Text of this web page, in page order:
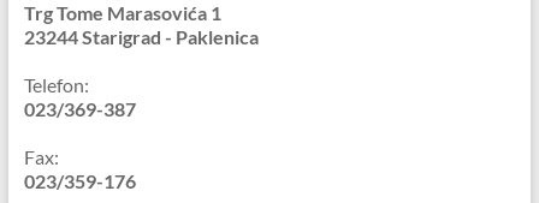
Trg Tome Marasovića 1
23244 Starigrad - Paklenica
Telefon:
023/369-387
Fax:
023/359-176